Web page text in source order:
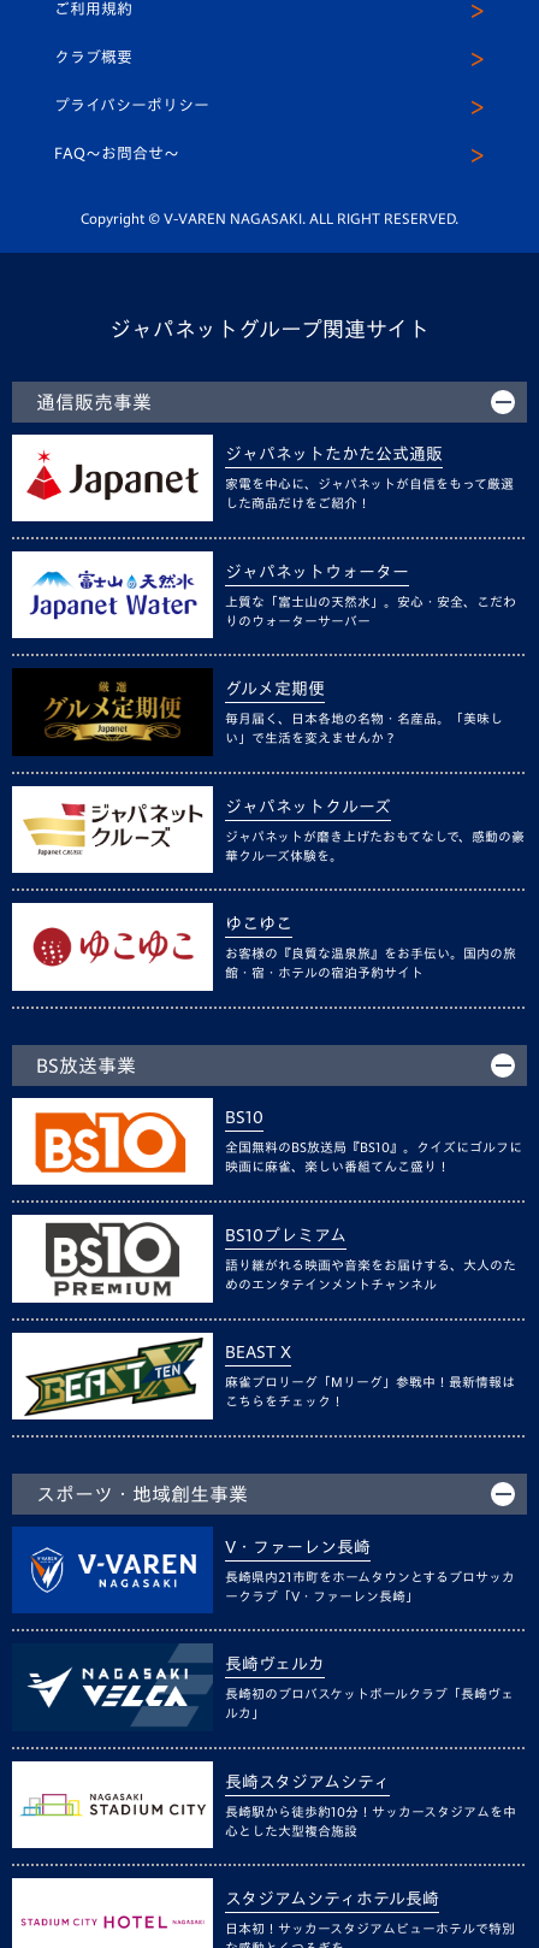
平和祈念活動
ホームタウン活動
スクール
ヴィヴィくんインスタグラム
公式LINE＠
ご利用規約
クラブ概要
プライバシーポリシー
FAQ〜お問合せ〜
Copyright © V-VAREN NAGASAKI. ALL RIGHT RESERVED.
ジャパネットグループ関連サイト
通信販売事業
ジャパネットたかた公式通販
家電を中心に、ジャパネットが自信をもって厳選
した商品だけをご紹介！
ジャパネットウォーター
上質な「富士山の天然水」。安心・安全、こだわ
りのウォーターサーバー
グルメ定期便
毎月届く、日本各地の名物・名産品。「美味し
い」で生活を変えませんか？
ジャパネットクルーズ
ジャパネットが磨き上げたおもてなしで、感動の豪
華クルーズ体験を。
ゆこゆこ
お客様の『良質な温泉旅』をお手伝い。国内の旅
館・宿・ホテルの宿泊予約サイト
BS放送事業
BS10
全国無料のBS放送局『BS10』。クイズにゴルフに
映画に麻雀、楽しい番組てんこ盛り！
BS10プレミアム
語り継がれる映画や音楽をお届けする、大人のた
めのエンタテインメントチャンネル
BEAST X
麻雀プロリーグ「Mリーグ」参戦中！最新情報は
こちらをチェック！
スポーツ・地域創生事業
V・ファーレン長崎
長崎県内21市町をホームタウンとするプロサッカ
ークラブ「V・ファーレン長崎」
長崎ヴェルカ
長崎初のプロバスケットボールクラブ「長崎ヴェ
ルカ」
長崎スタジアムシティ
長崎駅から徒歩約10分！サッカースタジアムを中
心とした大型複合施設
スタジアムシティホテル長崎
日本初！サッカースタジアムビューホテルで特別